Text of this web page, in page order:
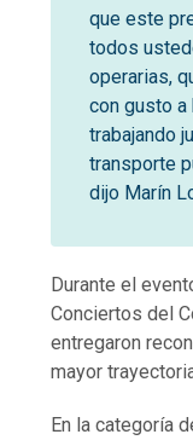
que este
todos
operarias,
con gusto a
trabajando
transporte
dijo Marín
Durante el
Conciertos del
entregaron
mayor
En la categoría